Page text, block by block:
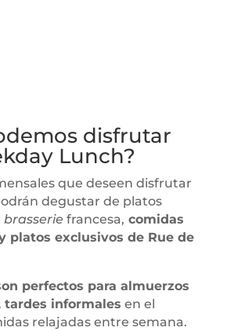
disfrutar
Lunch?
que deseen disfrutar
degustar de platos
brasseriefrancesa, comidas
platos exclusivos de Rue de
perfectos para almuerzos
tardes informales en el
relajadas entre semana.